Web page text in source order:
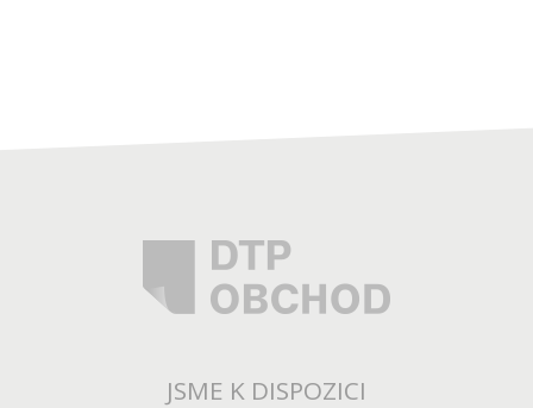
JSME K DISPOZICI